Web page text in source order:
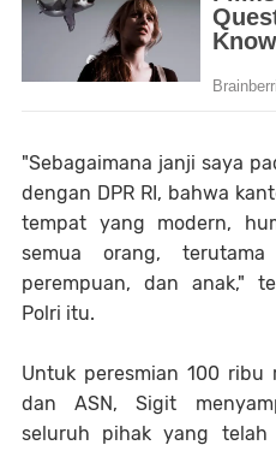
"Sebagaimana janji saya
dengan DPR RI, bahwa
tempat yang modern,
semua orang,
perempuan, dan anak,"
Polri itu.
Untuk peresmian 100 ribu
dan ASN, Sigit
seluruh pihak yang telah